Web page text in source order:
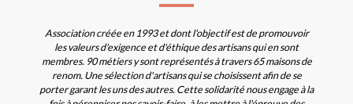
Association créée en 1993 et dont l'objectif est de promouvoir
les valeurs d'exigence et d'éthique des artisans qui en sont
membres. 90 métiers y sont représentés à travers 65 maisons de
renom. Une sélection d'artisans qui se choisissent afin de se
porter garant les uns des autres. Cette solidarité nous engage à la